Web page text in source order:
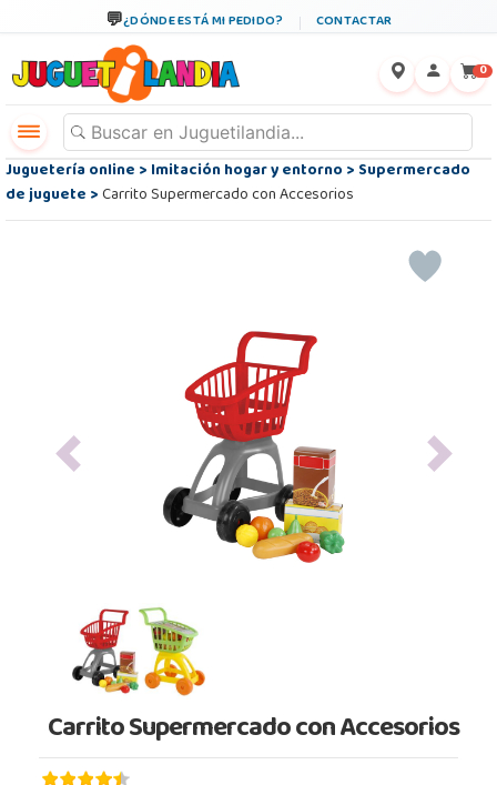
¿DÓNDE ESTÁ MI PEDIDO? CONTACTAR
0
Juguetería online>Imitación hogar y entorno>Supermercado
de juguete>Carrito Supermercado con Accesorios
Previous Next
Carrito Supermercado con Accesorios